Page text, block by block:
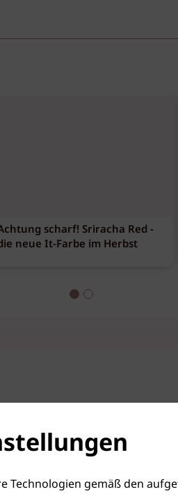
scharf! Sriracha Red -
neue It-Farbe im Herbst
Technologien gemäß den